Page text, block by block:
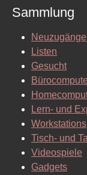
Sammlung
Neuzugänge
Listen
Gesucht
Lern- und
Workstations
Tisch- und
Videospiele
Gadgets